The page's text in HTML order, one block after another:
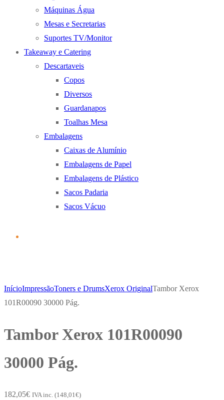
Máquinas Água
Mesas e Secretarias
Suportes TV/Monitor
Takeaway e Catering
Descartaveis
Copos
Diversos
Guardanapos
Toalhas Mesa
Embalagens
Caixas de Alumínio
Embalagens de Papel
Embalagens de Plástico
Sacos Padaria
Sacos Vácuo
InícioImpressãoToners e DrumsXerox OriginalTambor Xerox
101R00090 30000 Pág.
Tambor Xerox 101R00090
30000 Pág.
182,05€ IVA inc. (148,01 €)